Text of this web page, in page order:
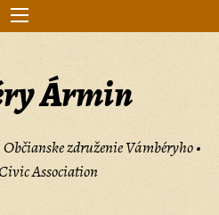
Ármin
združenie Vámbéryho •
Association